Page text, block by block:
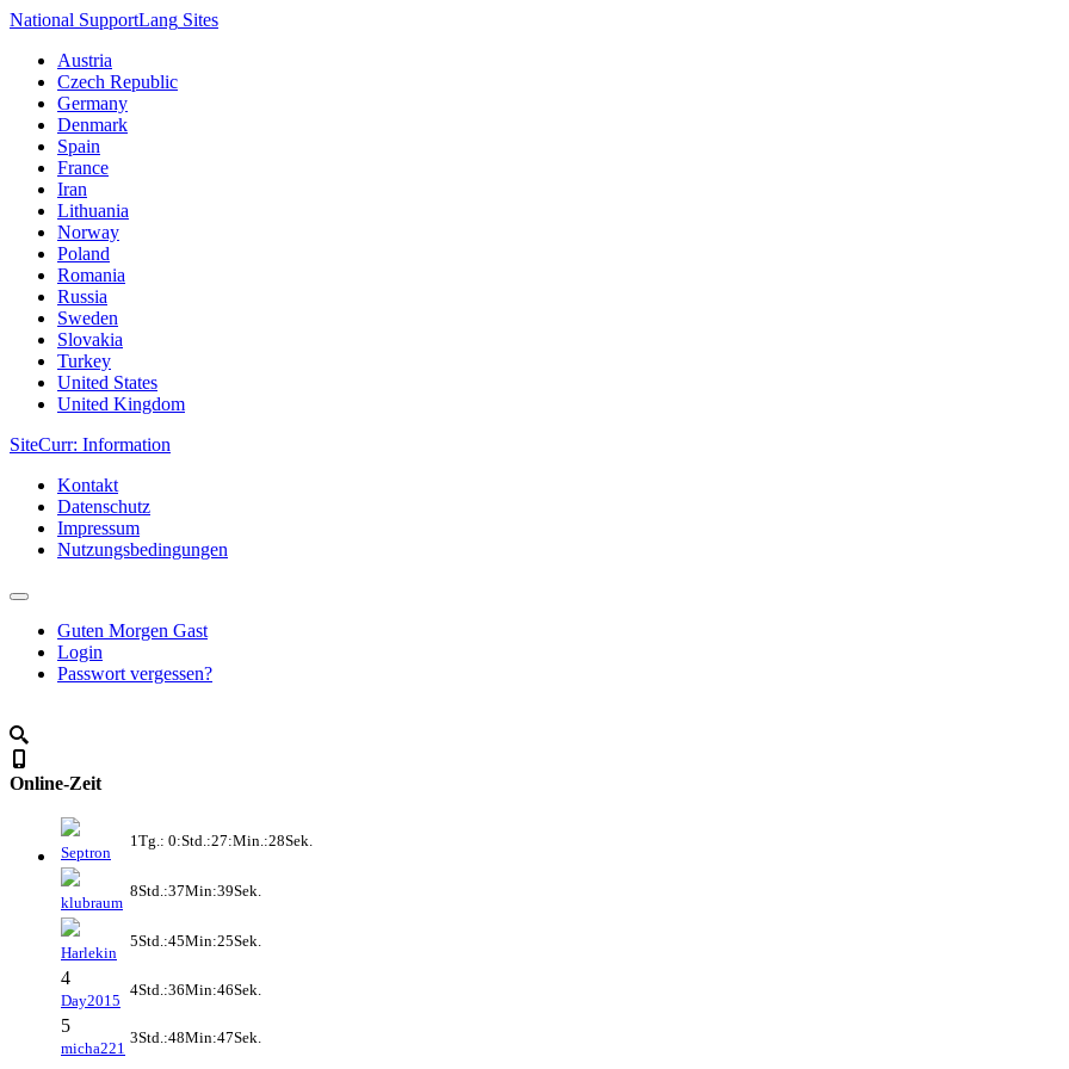
National SupportLang Sites
Austria
Czech Republic
Germany
Denmark
Spain
France
Iran
Lithuania
Norway
Poland
Romania
Russia
Sweden
Slovakia
Turkey
United States
United Kingdom
SiteCurr: Information
Kontakt
Datenschutz
Impressum
Nutzungsbedingungen
Guten Morgen Gast
Login
Passwort vergessen?
Online-Zeit
Septron
1Tg.: 0:Std.:27:Min.:28Sek.
klubraum
8Std.:37Min:39Sek.
Harlekin
5Std.:45Min:25Sek.
4
Day2015
4Std.:36Min:46Sek.
5
micha221
3Std.:48Min:47Sek.